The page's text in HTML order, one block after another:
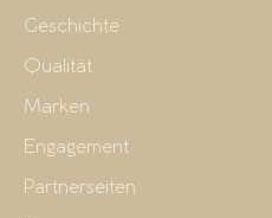
Geschichte
Qualität
Marken
Engagement
Partnerseiten